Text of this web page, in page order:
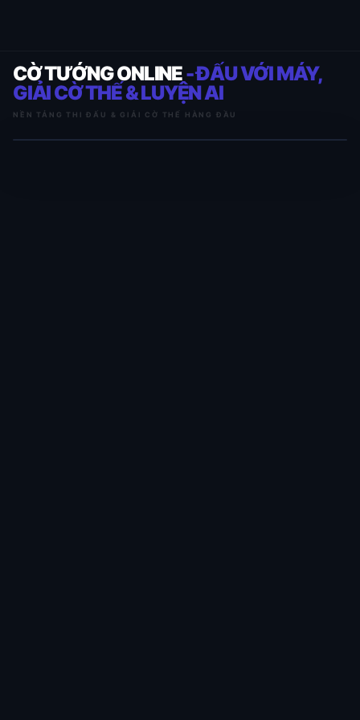
CỜ TƯỚNG ONLINE- ĐẤU VỚI MÁY,
GIẢI CỜ THẾ & LUYỆN AI
NỀN TẢNG THI ĐẤU & GIẢI CỜ THẾ HÀNG ĐẦU